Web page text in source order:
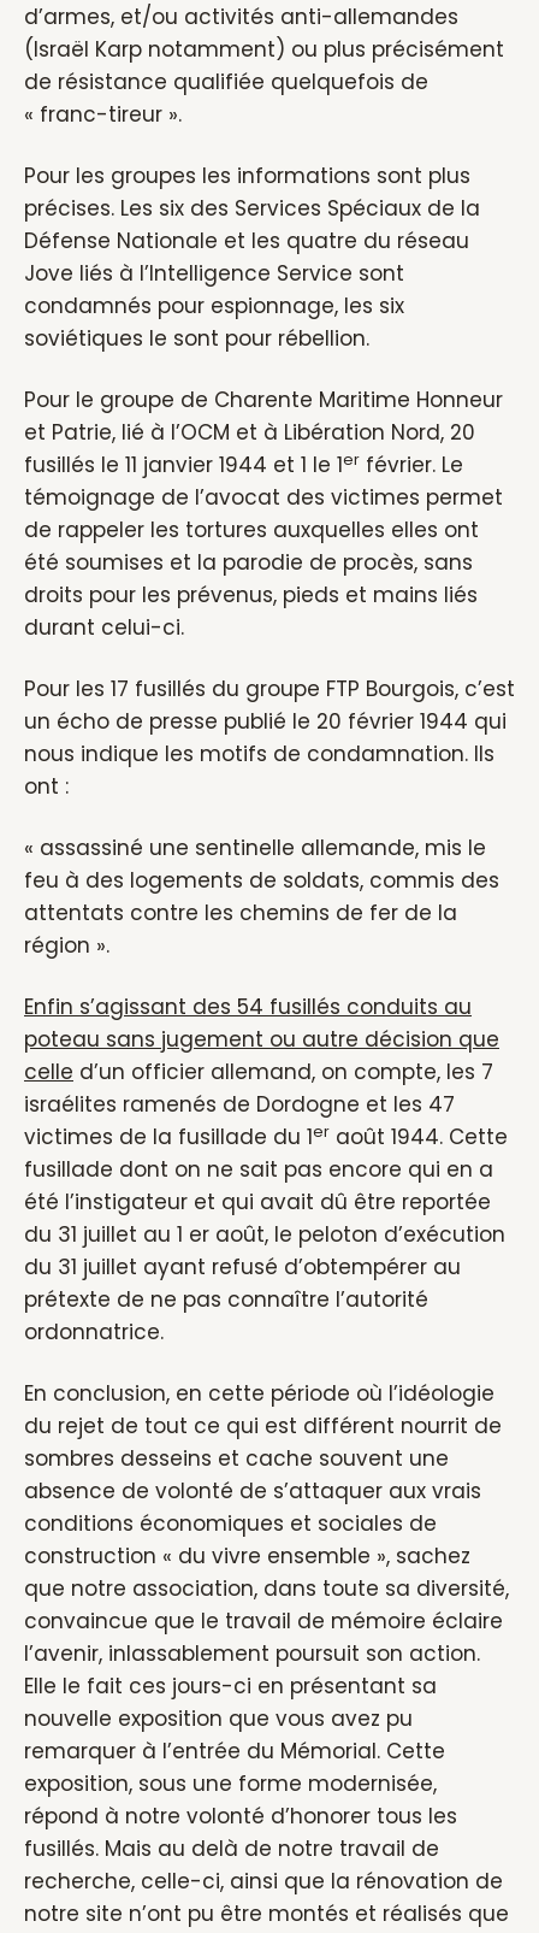
d’armes, et/ou activités anti-allemandes
(Israël Karp notamment) ou plus précisément
de résistance qualifiée quelquefois de
« franc-tireur ».
Pour les groupes les informations sont plus
précises. Les six des Services Spéciaux de la
Défense Nationale et les quatre du réseau
Jove liés à l’Intelligence Service sont
condamnés pour espionnage, les six
soviétiques le sont pour rébellion.
Pour le groupe de Charente Maritime Honneur
et Patrie, lié à l’OCM et à Libération Nord, 20
fusillés le 11 janvier 1944 et 1 le 1er février. Le
témoignage de l’avocat des victimes permet
de rappeler les tortures auxquelles elles ont
été soumises et la parodie de procès, sans
droits pour les prévenus, pieds et mains liés
durant celui-ci.
Pour les 17 fusillés du groupe FTP Bourgois, c’est
un écho de presse publié le 20 février 1944 qui
nous indique les motifs de condamnation. Ils
ont :
« assassiné une sentinelle allemande, mis le
feu à des logements de soldats, commis des
attentats contre les chemins de fer de la
région ».
Enfin s’agissant des 54 fusillés conduits au
poteau sans jugement ou autre décision que
celle d’un officier allemand, on compte, les 7
israélites ramenés de Dordogne et les 47
victimes de la fusillade du 1er août 1944. Cette
fusillade dont on ne sait pas encore qui en a
été l’instigateur et qui avait dû être reportée
du 31 juillet au 1 er août, le peloton d’exécution
du 31 juillet ayant refusé d’obtempérer au
prétexte de ne pas connaître l’autorité
ordonnatrice.
En conclusion, en cette période où l’idéologie
du rejet de tout ce qui est différent nourrit de
sombres desseins et cache souvent une
absence de volonté de s’attaquer aux vrais
conditions économiques et sociales de
construction « du vivre ensemble », sachez
que notre association, dans toute sa diversité,
convaincue que le travail de mémoire éclaire
l’avenir, inlassablement poursuit son action.
Elle le fait ces jours-ci en présentant sa
nouvelle exposition que vous avez pu
remarquer à l’entrée du Mémorial. Cette
exposition, sous une forme modernisée,
répond à notre volonté d’honorer tous les
fusillés. Mais au delà de notre travail de
recherche, celle-ci, ainsi que la rénovation de
notre site n’ont pu être montés et réalisés que